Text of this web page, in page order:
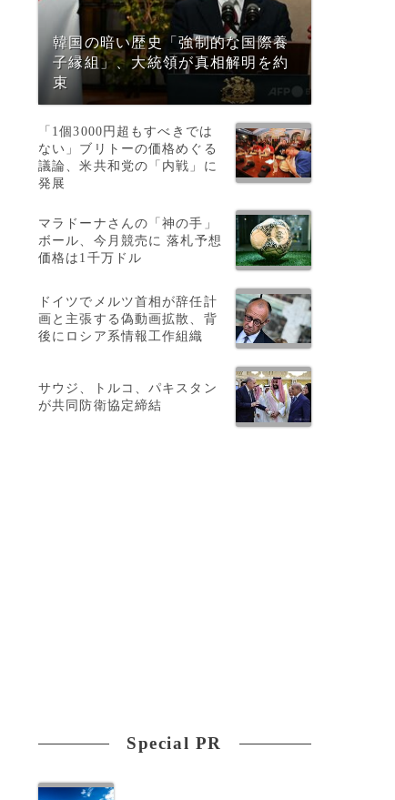
韓国の暗い歴史「強制的な国際養
子縁組」、大統領が真相解明を約
束
「1個3000円超もすべきでは
ない」ブリトーの価格めぐる
議論、米共和党の「内戦」に
発展
マラドーナさんの「神の手」
ボール、今月競売に 落札予想
価格は1千万ドル
ドイツでメルツ首相が辞任計
画と主張する偽動画拡散、背
後にロシア系情報工作組織
サウジ、トルコ、パキスタン
が共同防衛協定締結
Special PR